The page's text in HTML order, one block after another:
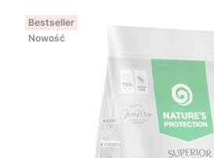
Bestseller
Nowość